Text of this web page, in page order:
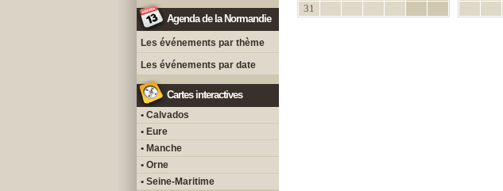
Agenda de la Normandie
Les événements par thème
Les événements par date
Cartes interactives
• Calvados
• Eure
• Manche
• Orne
• Seine-Maritime
31